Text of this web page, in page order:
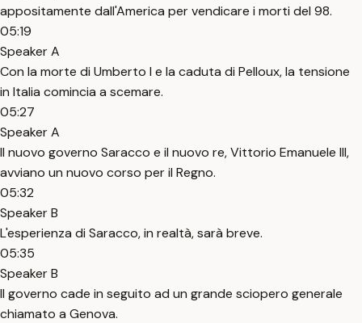
appositamente dall'America per vendicare i morti del 98.
05:19
Speaker A
Con la morte di Umberto I e la caduta di Pelloux, la tensione
in Italia comincia a scemare.
05:27
Speaker A
Il nuovo governo Saracco e il nuovo re, Vittorio Emanuele III,
avviano un nuovo corso per il Regno.
05:32
Speaker B
L'esperienza di Saracco, in realtà, sarà breve.
05:35
Speaker B
Il governo cade in seguito ad un grande sciopero generale
chiamato a Genova.